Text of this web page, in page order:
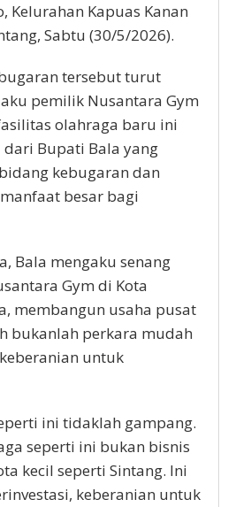
Kelurahan Kapuas Kanan
Sabtu (30/5/2026).
tersebut turut
pemilik Nusantara Gym
olahraga baru ini
Bupati Bala yang
kebugaran dan
besar bagi
Bala mengaku senang
Gym di Kota
membangun usaha pusat
bukanlah perkara mudah
untuk
ini tidaklah gampang.
seperti ini bukan bisnis
kecil seperti Sintang. Ini
keberanian untuk